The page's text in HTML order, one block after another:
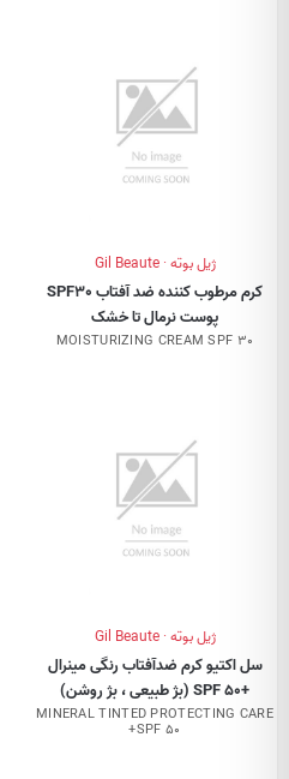
ژیل بوته · Gil Beaute
کرم مرطوب کننده ضد آفتاب SPF30
پوست نرمال تا خشک
MOISTURIZING CREAM SPF 30
ژیل بوته · Gil Beaute
سل اکتیو کرم ضدآفتاب رنگی مینرال
+SPF 50 (بژ طبیعی ، بژ روشن)
MINERAL TINTED PROTECTING CARE
+SPF 50